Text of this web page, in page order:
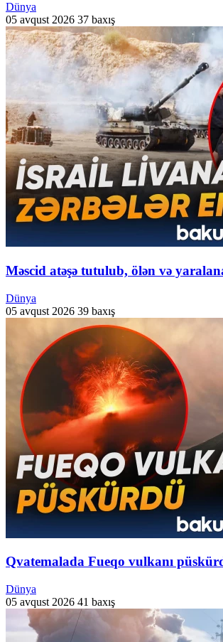
Dünya
05 avqust 2026 37 baxış
Məscid atəşə tutulub, ölən və
Dünya
05 avqust 2026 39 baxış
Qvatemalada Fueqo vulkanı
Dünya
05 avqust 2026 41 baxış